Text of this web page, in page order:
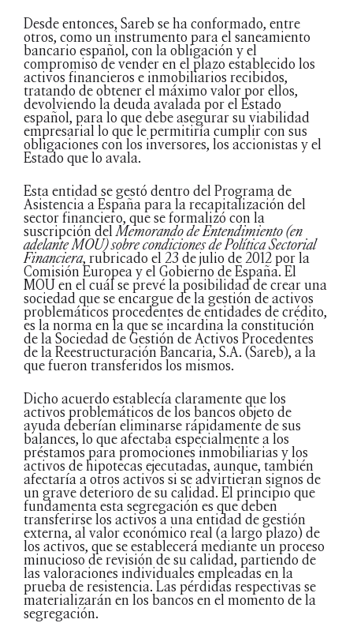
Desde entonces, Sareb se ha conformado, entre
otros, como un instrumento para el saneamiento
bancario español, con la obligación y el
compromiso de vender en el plazo establecido los
activos financieros e inmobiliarios recibidos,
tratando de obtener el máximo valor por ellos,
devolviendo la deuda avalada por el Estado
español, para lo que debe asegurar su viabilidad
empresarial lo que le permitiría cumplir con sus
obligaciones con los inversores, los accionistas y el
Estado que lo avala.
Esta entidad se gestó dentro del Programa de
Asistencia a España para la recapitalización del
sector financiero, que se formalizó con la
suscripción delMemorando de Entendimiento (en
adelante MOU) sobre condiciones de Política Sectorial
Financiera, rubricado el 23 de julio de 2012 por la
Comisión Europea y el Gobierno de España. El
MOU en el cuál se prevé la posibilidad de crear una
sociedad que se encargue de la gestión de activos
problemáticos procedentes de entidades de crédito,
es la norma en la que se incardina la constitución
de la Sociedad de Gestión de Activos Procedentes
de la Reestructuración Bancaria, S.A. (Sareb), a la
que fueron transferidos los mismos.
Dicho acuerdo establecía claramente que los
activos problemáticos de los bancos objeto de
ayuda deberían eliminarse rápidamente de sus
balances, lo que afectaba especialmente a los
préstamos para promociones inmobiliarias y los
activos de hipotecas ejecutadas, aunque, también
afectaría a otros activos si se advirtieran signos de
un grave deterioro de su calidad. El principio que
fundamenta esta segregación es que deben
transferirse los activos a una entidad de gestión
externa, al valor económico real (a largo plazo) de
los activos, que se establecerá mediante un proceso
minucioso de revisión de su calidad, partiendo de
las valoraciones individuales empleadas en la
prueba de resistencia. Las pérdidas respectivas se
materializarán en los bancos en el momento de la
segregación.